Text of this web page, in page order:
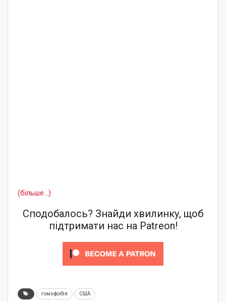
(більше…)
Сподобалось? Знайди хвилинку, щоб
підтримати нас на Patreon!
гомофобія США